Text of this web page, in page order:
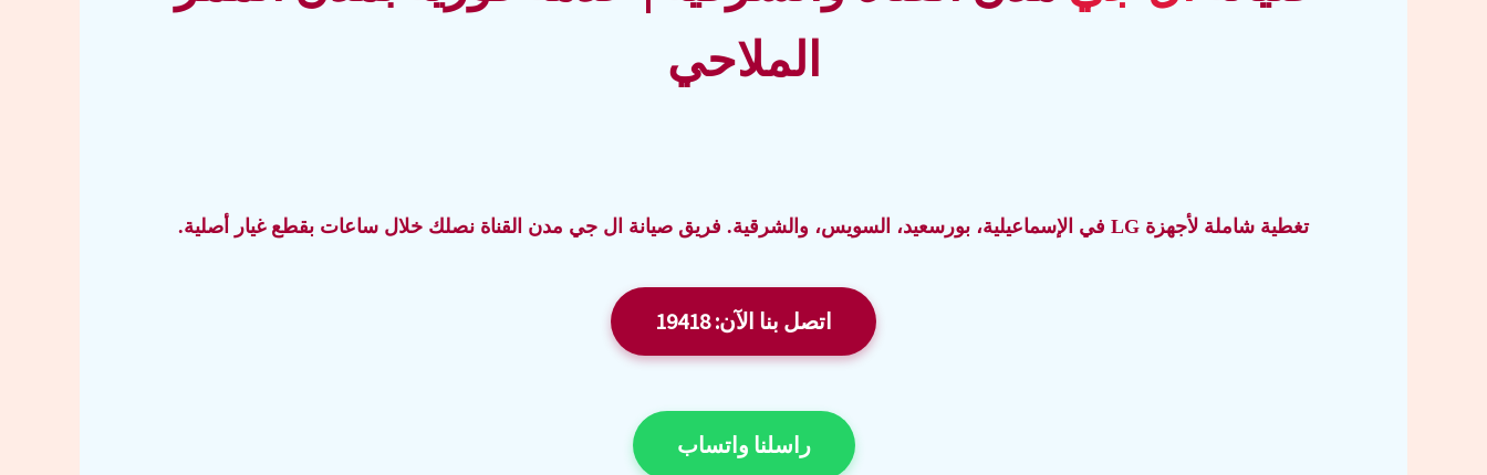
الملاحي
تغطية شاملة لأجهزة LG في الإسماعيلية، بورسعيد، السويس، والشرقية. فريق صيانة ال جي مدن القناة نصلك خلال ساعات بقطع غيار أصلية.
اتصل بنا الآن: 19418
راسلنا واتساب